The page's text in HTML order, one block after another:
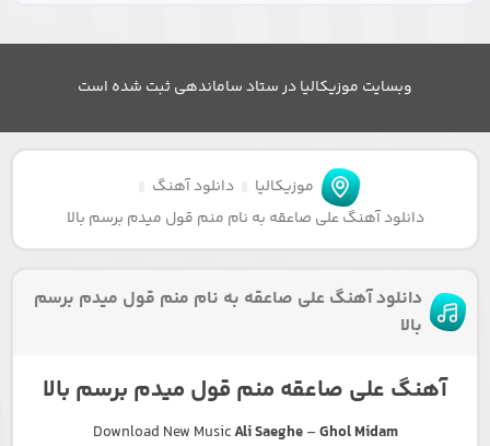
وبسایت موزیکالیا در ستاد ساماندهی ثبت شده است
موزیکالیا
دانلود آهنگ
دانلود آهنگ علی صاعقه به نام منم قول میدم برسم بالا
دانلود آهنگ علی صاعقه به نام منم قول میدم برسم
بالا
آهنگ علی صاعقه منم قول میدم برسم بالا
Download New MusicAli Saeghe–Ghol Midam